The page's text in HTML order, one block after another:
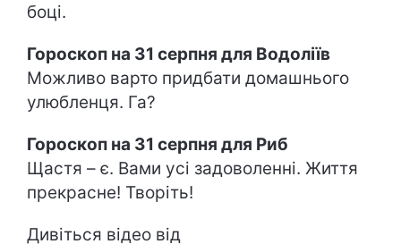
боці.
Гороскоп на 31 серпня для Водоліїв
Можливо варто придбати домашнього
улюбленця. Га?
Гороскоп на 31 серпня для Риб
Щастя – є. Вами усі задоволенні. Життя
прекрасне! Творіть!
Дивіться відео від